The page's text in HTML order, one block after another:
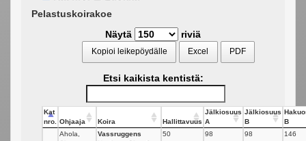
Pelastuskoirakoe
Näytä
riviä
Kopioi leikepöydälle Excel PDF
Etsi kaikista kentistä:
Kat
nro.
Ohjaaja Koira Hallittavuus
Jälkiosuus
A
Jälkiosuus
B
B
Ahola,
Vassruggens
50 98 98 146